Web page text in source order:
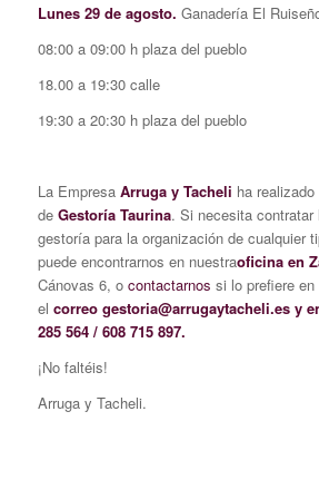
Lunes 29 de agosto. Ganadería El
08:00 a 09:00 h plaza del pueblo
18.00 a 19:30 calle
19:30 a 20:30 h plaza del pueblo
La Empresa Arruga y Tacheli ha
de Gestoría Taurina. Si necesita
gestoría para la organización de cualquier
puede encontrarnos en nuestraoficina en
Cánovas 6, o contactarnos si lo prefiere en
el correo gestoria@arrugaytacheli.es y
285 564 / 608 715 897.
¡No faltéis!
Arruga y Tacheli.